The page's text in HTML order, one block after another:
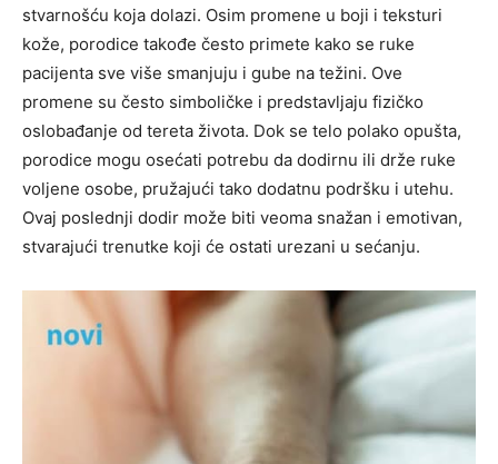
stvarnošću koja dolazi. Osim promene u boji i teksturi
kože, porodice takođe često primete kako se ruke
pacijenta sve više smanjuju i gube na težini. Ove
promene su često simboličke i predstavljaju fizičko
oslobađanje od tereta života. Dok se telo polako opušta,
porodice mogu osećati potrebu da dodirnu ili drže ruke
voljene osobe, pružajući tako dodatnu podršku i utehu.
Ovaj poslednji dodir može biti veoma snažan i emotivan,
stvarajući trenutke koji će ostati urezani u sećanju.